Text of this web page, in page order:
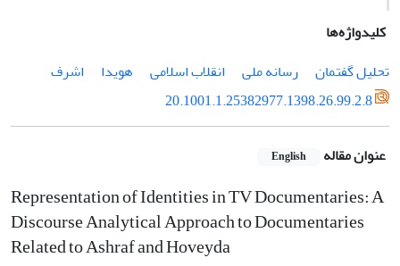
کلیدواژه‌ها
تحلیل گفتمان
رسانه ملی انقلاب اسلامی هویدا
اشرف
20.1001.1.25382977.1398.26.99.2.8
عنوان مقاله English
Representation of Identities in TV Documentaries: A
Discourse Analytical Approach to Documentaries
Related to Ashraf and Hoveyda